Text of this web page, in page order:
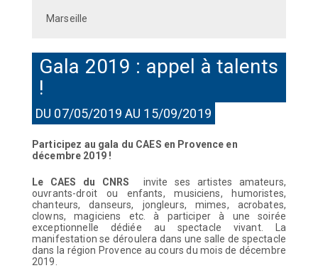
Marseille
Gala 2019 : appel à talents
!
DU 07/05/2019 AU 15/09/2019
Participez au gala du CAES en Provence en
décembre 2019 !
Le CAES du CNRS
invite ses artistes amateurs,
ouvrants-droit ou enfants, musiciens, humoristes,
chanteurs, danseurs, jongleurs, mimes, acrobates,
clowns, magiciens etc. à participer à une soirée
exceptionnelle dédiée au spectacle vivant. La
manifestation se déroulera dans une salle de spectacle
dans la région Provence au cours du mois de décembre
2019.